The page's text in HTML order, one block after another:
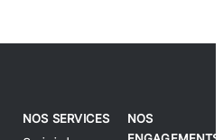
NOS SERVICES
NOS